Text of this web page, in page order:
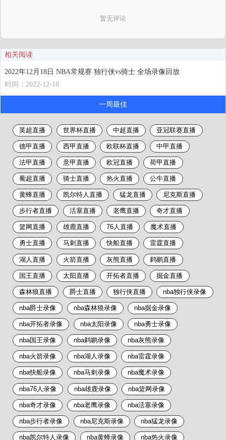
暂无评论
相关阅读
2022年12月18日 NBA常规赛 独行侠vs骑士 全场录像回放
时间：2022-12-18
一周最佳
英超直播 世界杯直播 中超直播 亚冠联赛直播
德甲直播 西甲直播 欧联杯直播 中甲直播
法甲直播 意甲直播 欧冠直播 荷甲直播
葡超直播 骑士直播 热火直播 公牛直播
黄蜂直播 凯尔特人直播 猛龙直播 尼克斯直播
步行者直播 活塞直播 老鹰直播 奇才直播
篮网直播 雄鹿直播 76人直播 魔术直播
勇士直播 马刺直播 快船直播 雷霆直播
湖人直播 火箭直播 灰熊直播 鹈鹕直播
国王直播 太阳直播 开拓者直播 掘金直播
森林狼直播 爵士直播 独行侠直播 nba独行侠录像
nba爵士录像 nba森林狼录像 nba掘金录像
nba开拓者录像 nba太阳录像 nba勇士录像
nba国王录像 nba鹈鹕录像 nba灰熊录像
nba火箭录像 nba湖人录像 nba雷霆录像
nba快船录像 nba马刺录像 nba魔术录像
nba76人录像 nba雄鹿录像 nba篮网录像
nba奇才录像 nba老鹰录像 nba活塞录像
nba步行者录像 nba尼克斯录像 nba猛龙录像
nba凯尔特人录像 nba黄蜂录像 nba热火录像